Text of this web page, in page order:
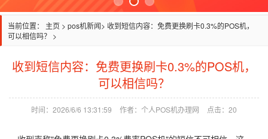
当前位置： 主页 > pos机新闻> 收到短信内容：免费更换刷卡0.3%的POS机，
可以相信吗？ >
收到短信内容：免费更换刷卡0.3%的POS机，
可以相信吗？
时间：2026/6/6 13:31:59 作者：个人POS机办理网 点击： 20